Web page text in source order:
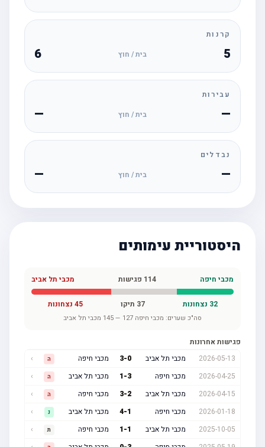
קרנות
בית / חוץ
עבירות
— בית / חוץ —
נבדלים
— בית / חוץ —
היסטוריית עימותים
מכבי חיפה 114פגישות מכבי תל אביב
32נצחונות 37תיקו 45נצחונות
סה"כ שערים:מכבי חיפה 127
—
145מכבי תל אביב
פגישות אחרונות
2026-05-13
מכבי תל אביב 3- מכבי חיפה
2026-04-25
מכבי חיפה 1- מכבי תל אביב
2026-04-15
מכבי תל אביב 3- מכבי חיפה
2026-01-18
מכבי חיפה 4 מכבי תל אביב
2025-10-05
מכבי תל אביב 1 מכבי חיפה